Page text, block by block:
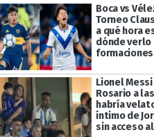
Boca vs
Torneo
a qué hora
dónde verlo
formaciones
Lionel
Rosario a
habría
íntimo de
sin acceso